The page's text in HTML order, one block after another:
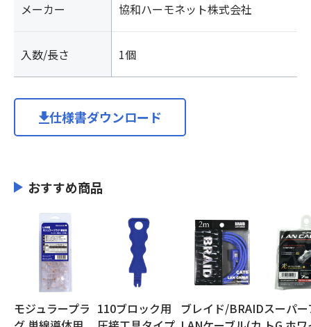
メーカー 協和ハーモネット株式会社
入数/長さ 1個
仕様書ダウンロード
おすすめ商品
モジュラープラ 110ブロック用
ブレイド/BRAIDスーパ